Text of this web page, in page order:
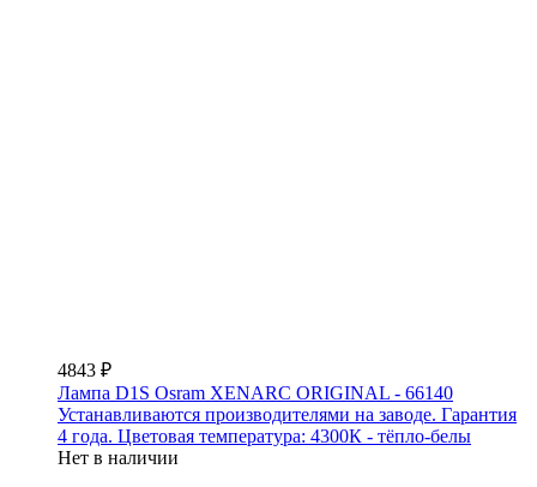
4843 ₽
Лампа D1S Osram XENARC ORIGINAL - 66140
Устанавливаются производителями на заводе. Гарантия
4 года. Цветовая температура: 4300К - тёпло-белы
Нет в наличии